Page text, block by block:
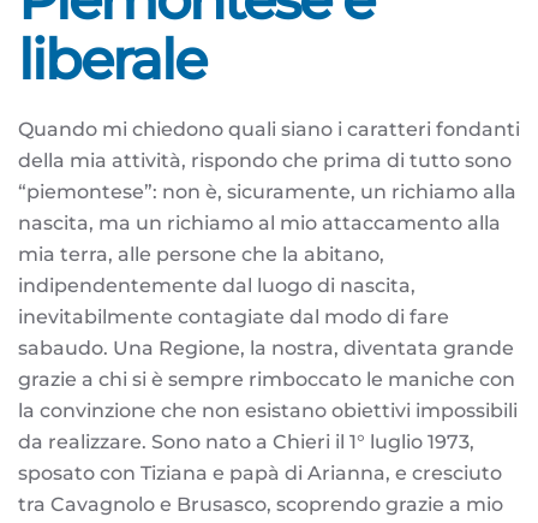
liberale
Quando mi chiedono quali siano i caratteri fondanti
della mia attività, rispondo che prima di tutto sono
“piemontese”: non è, sicuramente, un richiamo alla
nascita, ma un richiamo al mio attaccamento alla
mia terra, alle persone che la abitano,
indipendentemente dal luogo di nascita,
inevitabilmente contagiate dal modo di fare
sabaudo. Una Regione, la nostra, diventata grande
grazie a chi si è sempre rimboccato le maniche con
la convinzione che non esistano obiettivi impossibili
da realizzare. Sono nato a Chieri il 1° luglio 1973,
sposato con Tiziana e papà di Arianna, e cresciuto
tra Cavagnolo e Brusasco, scoprendo grazie a mio